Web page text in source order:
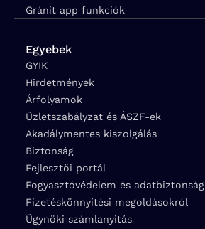
Gránit app funkciók
Egyebek
GYIK
Hirdetmények
Árfolyamok
Üzletszabályzat és ÁSZF-ek
Akadálymentes kiszolgálás
Biztonság
Fejlesztői portál
Fogyasztóvédelem és adatbiztonság
Fizetéskönnyítési megoldásokról
Ügynöki számlanyitás